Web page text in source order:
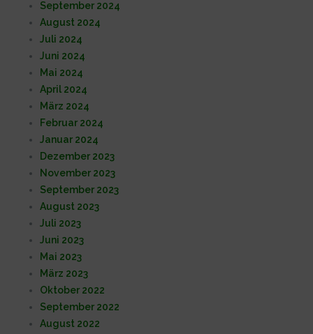
September 2024
August 2024
Juli 2024
Juni 2024
Mai 2024
April 2024
März 2024
Februar 2024
Januar 2024
Dezember 2023
November 2023
September 2023
August 2023
Juli 2023
Juni 2023
Mai 2023
März 2023
Oktober 2022
September 2022
August 2022